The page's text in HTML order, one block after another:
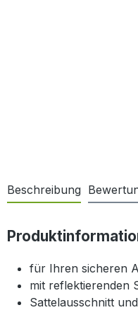
Beschreibung
für Ihren sicheren
mit reflektierenden
Sattelausschnitt